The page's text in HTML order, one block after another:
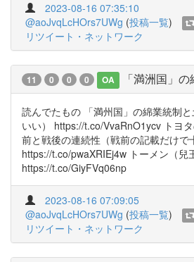
2023-08-16 07:35:10
@aoJvqLcHOrs7UWg (投稿一覧)
リツイート・ネットワーク
11 0 0 0 OA 「満洲国」
読んでたもの 「満州国」の綿業統制
いい） https://t.co/VvaRnO1ycv トヨ
前と戦後の連続性（戦前の記載だけで
https://t.co/pwaXRIEj4w トーメン（兒
https://t.co/GiyFVq06np
2023-08-16 07:09:05
@aoJvqLcHOrs7UWg (投稿一覧)
リツイート・ネットワーク